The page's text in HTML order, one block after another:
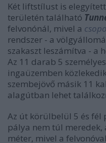
Két liftstílust is
területén található
felvonónál, mivel a
rendszer - a
szakaszt leszámítva - a
Az 11 darab 5
ingaüzemben
szembejövő másik 11
alagútban lehet
Az út körülbelül 5 és fél
pálya nem túl meredek,
méter, mivel a